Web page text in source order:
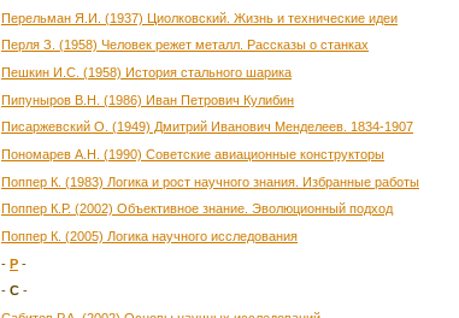
Перельман Я.И. (1937) Циолковский. Жизнь и технические идеи
Перля З. (1958) Человек режет металл. Рассказы о станках
Пешкин И.С. (1958) История стального шарика
Пипуныров В.Н. (1986) Иван Петрович Кулибин
Писаржевский О. (1949) Дмитрий Иванович Менделеев. 1834-1907
Пономарев А.Н. (1990) Советские авиационные конструкторы
Поппер К. (1983) Логика и рост научного знания. Избранные работы
Поппер К.Р. (2002) Объективное знание. Эволюционный подход
Поппер К. (2005) Логика научного исследования
- Р -
- С -